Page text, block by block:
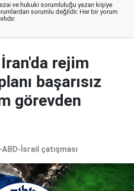
ve hukuki sorumluluğu yazan kişiye
sorumlu değildir. Her bir yorum
rejim
başarısız
görevden
İsrail çatışması